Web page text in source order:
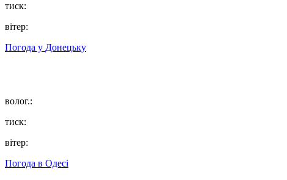
тиск:
вітер:
Погода у Донецьку
волог.:
тиск:
вітер:
Погода в Одесі